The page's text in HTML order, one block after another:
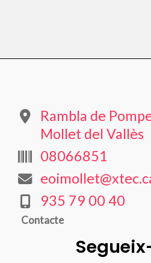
Rambla de
Mollet del Vallès
08066851
935 79 00 40
Contacte